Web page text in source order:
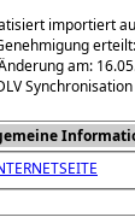
importiert
am:
Synchronisation